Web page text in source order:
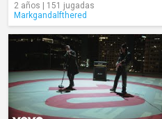
2 años | 151 jugadas
Markgandalfthered